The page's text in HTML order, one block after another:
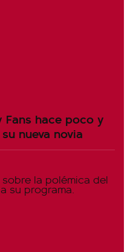
Fans hace poco y
nueva novia